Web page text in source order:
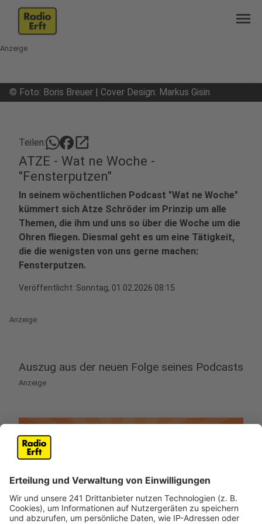
menu
Anzeige
© Foto: Boris Breuer | Cover Design: Markus Gisin
Teilen: open_in_new
ATZE - Wat ne Woche -
"Fensterputzen"
In seinem wöchentlichen Podcast "Wat ne Woche"
kümmert sich Atze Schröder im Prinzip um alle
Themen, die ihm und uns so über die Woche um die
Ohren fliegen. Diesmal geht es um eine Tätigkeit,
die die wenigsten von uns gerne machen:
Fensterputzen.
Veröffentlicht: Sonntag, 01.02.2026 08:15
Anzeige
Auszug aus der neuen Folge seines Podcasts
Anzeige